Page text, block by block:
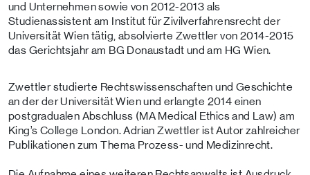
und Unternehmen sowie von 2012-2013 als
Studienassistent am Institut für Zivilverfahrensrecht der
Universität Wien tätig, absolvierte Zwettler von 2014-2015
das Gerichtsjahr am BG Donaustadt und am HG Wien.
Zwettler studierte Rechtswissenschaften und Geschichte
an der der Universität Wien und erlangte 2014 einen
postgradualen Abschluss (MA Medical Ethics and Law) am
King’s College London. Adrian Zwettler ist Autor zahlreicher
Publikationen zum Thema Prozess- und Medizinrecht.